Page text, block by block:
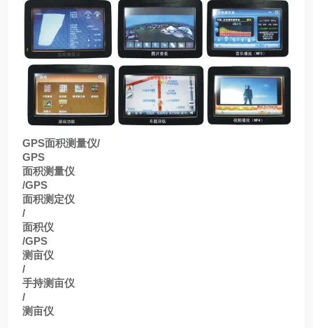
GPS面积测量仪/
GPS
面积测量仪
/GPS
面积测定仪
/
面积仪
/GPS
测亩仪
/
手持测亩仪
/
测亩仪